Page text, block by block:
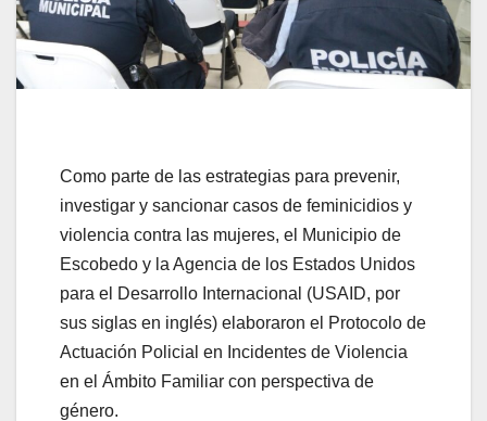
Como parte de las estrategias para prevenir,
investigar y sancionar casos de feminicidios y
violencia contra las mujeres, el Municipio de
Escobedo y la Agencia de los Estados Unidos
para el Desarrollo Internacional (USAID, por
sus siglas en inglés) elaboraron el Protocolo de
Actuación Policial en Incidentes de Violencia
en el Ámbito Familiar con perspectiva de
género.